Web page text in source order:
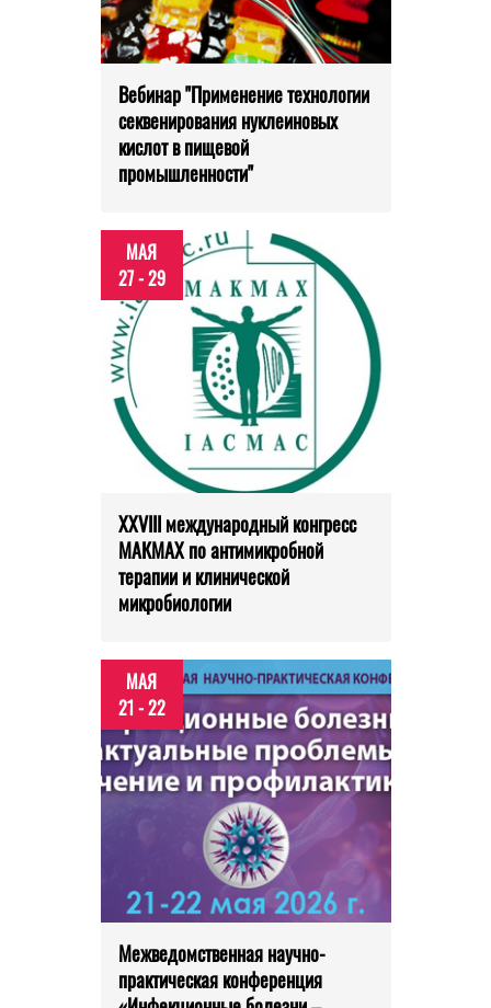
Вебинар "Применение технологии
секвенирования нуклеиновых
кислот в пищевой
промышленности"
МАЯ
27 - 29
XXVIII международный конгресс
МАКМАХ по антимикробной
терапии и клинической
микробиологии
МАЯ
21 - 22
Межведомственная научно-
практическая конференция